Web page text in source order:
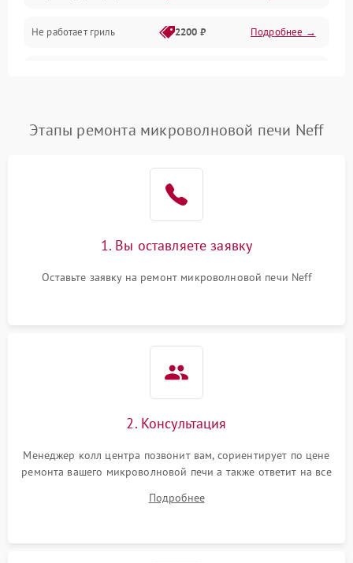
Не работает гриль 2200 ₽ Подробнее →
Появление запаха гари Подробнее →
2200 ₽
Не работают сенсорные
1000 ₽
Этапы ремонта микроволновой печи Neff
1. Вы оставляете заявку
Оставьте заявку на ремонт микроволновой печи Neff
2. Консультация
Менеджер колл центра позвонит вам, сориентирует по цене
ремонта вашего микроволновой печи а также ответит на все
Подробнее